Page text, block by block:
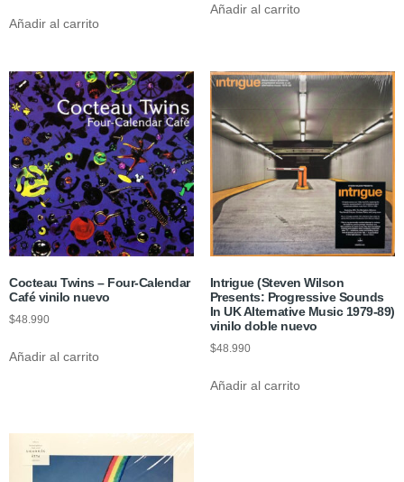
Añadir al carrito
Añadir al carrito
Cocteau Twins – Four-Calendar
Café vinilo nuevo
$48.990
Añadir al carrito
Intrigue (Steven Wilson
Presents: Progressive Sounds
In UK Alternative Music 1979-89)
vinilo doble nuevo
$48.990
Añadir al carrito